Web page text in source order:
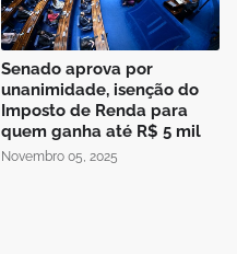
Senado aprova por
unanimidade, isenção do
Imposto de Renda para
quem ganha até R$ 5 mil
Novembro 05, 2025